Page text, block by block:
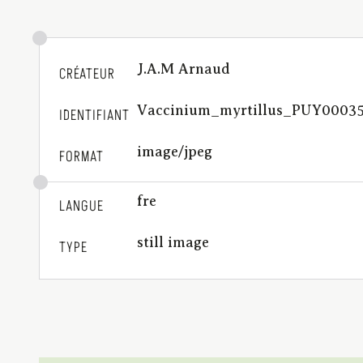
CRÉATEUR J.A.M Arnaud
IDENTIFIANT
FORMAT image/jpeg
LANGUE fre
TYPE still image